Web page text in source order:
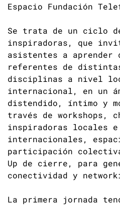
Espacio Fundación
Se trata de un ciclo
inspiradoras, que
asistentes a aprender
referentes de
disciplinas a nivel
internacional, en un
distendido, íntimo y
través de workshops,
inspiradoras locales e
internacionales,
participación
Up de cierre, para
conectividad y
La primera jornada